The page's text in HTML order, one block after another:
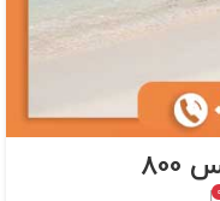
0